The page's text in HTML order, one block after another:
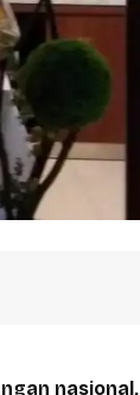
nasional,